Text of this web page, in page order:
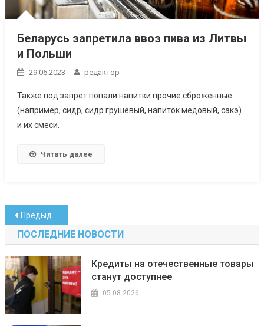
Беларусь запретила ввоз пива из Литвы
и Польши
29.06.2023 редактор
Также под запрет попали напитки прочие сброженные
(например, сидр, сидр грушевый, напиток медовый, сакэ)
и их смеси.
Читать далее
Навигация
по
записям
Предыдущие записи
ПОСЛЕДНИЕ НОВОСТИ
Кредиты на отечественные товары
станут доступнее
05.08.2026